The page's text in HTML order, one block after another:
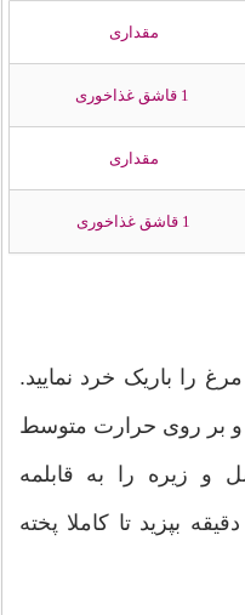
مقداری
مقداری
1 قاشق غذاخوری
را باریک خرد نمایید.
و بر روی حرارت متوسط
و زیره را به قابلمه
بیافزایید. این مواد را حدود 10 دقیقه بپزید تا کاملا پخته